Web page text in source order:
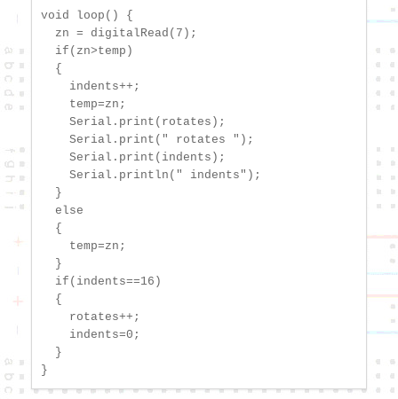
void loop() {
  zn = digitalRead(7);
  if(zn>temp)
  {
    indents++;
    temp=zn;
    Serial.print(rotates);
    Serial.print(" rotates ");
    Serial.print(indents);
    Serial.println(" indents");
  }
  else
  {
    temp=zn;
  }
  if(indents==16)
  {
    rotates++;
    indents=0;
  }
}